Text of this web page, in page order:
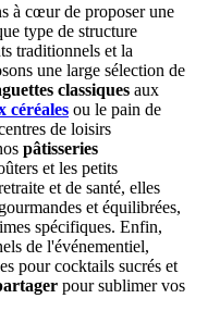
à cœur de proposer une
type de structure
traditionnels et la
une large sélection de
classiques aux
céréales ou le pain de
de loisirs
pâtisseries
et les petits
et de santé, elles
et équilibrées,
spécifiques. Enfin,
de l'événementiel,
pour cocktails sucrés et
pour sublimer vos